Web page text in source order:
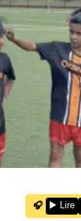
🎧 ▶️ Lire